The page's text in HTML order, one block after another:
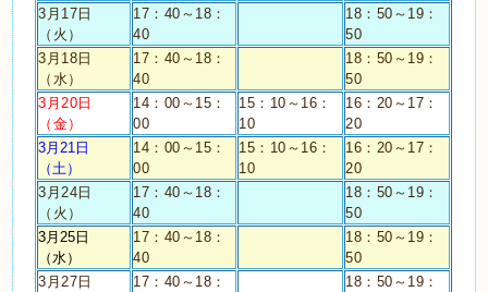
3月17日
（火）
17：40～18：
40
18：50～19：
50
3月18日
（水）
17：40～18：
40
18：50～19：
50
3月20日
（金）
14：00～15：
00
15：10～16：
10
16：20～17：
20
3月21日
（土）
14：00～15：
00
15：10～16：
10
16：20～17：
20
3月24日
（火）
17：40～18：
40
18：50～19：
50
3月25日
（水）
17：40～18：
40
18：50～19：
50
3月27日
17：40～18：
18：50～19：